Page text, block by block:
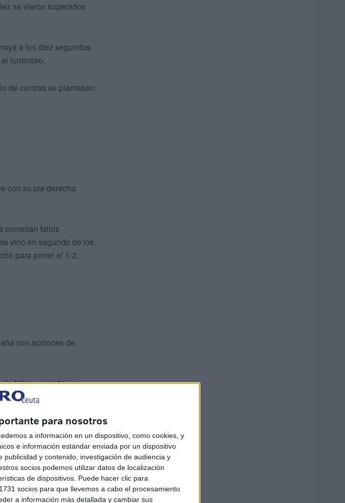
para nosotros
a información en un dispositivo, como cookies, y
e información estándar enviada por un dispositivo
y contenido, investigación de audiencia y
socios podemos utilizar datos de localización
de dispositivos. Puede hacer clic para
socios para que llevemos a cabo el procesamiento
a información más detallada y cambiar sus
se vieron superados
a los diez segundos
luminoso.
de contras se plantaban
con su pie derecho
cometían fallos
vino en segundo de los
para poner el 1-2.
con acciones de
faltas, cometió un
resultado.
primera pero los maños